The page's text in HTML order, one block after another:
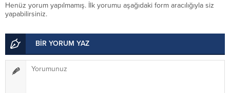
Henüz yorum yapılmamış. İlk yorumu aşağıdaki form aracılığıyla siz
yapabilirsiniz.
BİR YORUM YAZ